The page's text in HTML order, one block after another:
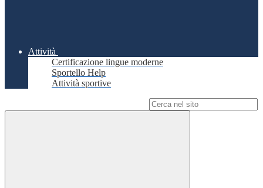
Attività
Certificazione lingue moderne
Sportello Help
Attività sportive